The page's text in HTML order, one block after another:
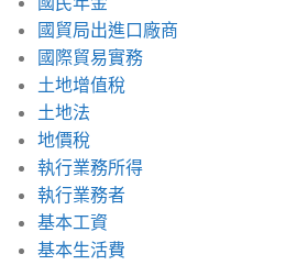
國貿局出進口廠商
國際貿易實務
土地增值稅
土地法
地價稅
執行業務所得
執行業務者
基本工資
基本生活費